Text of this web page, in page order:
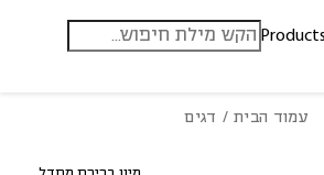
עמוד הבית/ דגים